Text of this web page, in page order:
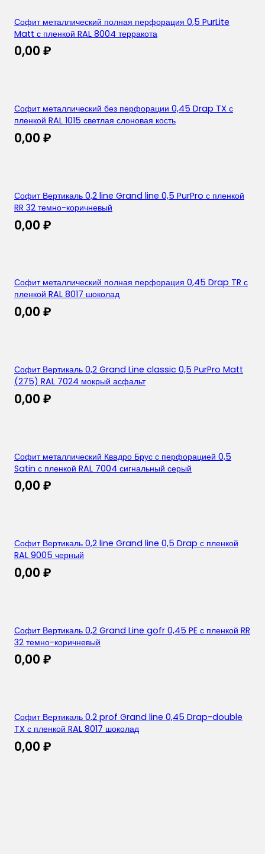
Софит металлический полная перфорация 0,5 PurLite
Matt с пленкой RAL 8004 терракота
0,00 ₽
Софит металлический без перфорации 0,45 Drap TX с
пленкой RAL 1015 светлая слоновая кость
0,00 ₽
Софит Вертикаль 0,2 line Grand line 0,5 PurPro с пленкой
RR 32 темно-коричневый
0,00 ₽
Софит металлический полная перфорация 0,45 Drap TR с
пленкой RAL 8017 шоколад
0,00 ₽
Софит Вертикаль 0,2 Grand Line classic 0,5 PurPro Matt
(275) RAL 7024 мокрый асфальт
0,00 ₽
Софит металлический Квадро Брус с перфорацией 0,5
Satin с пленкой RAL 7004 сигнальный серый
0,00 ₽
Софит Вертикаль 0,2 line Grand line 0,5 Drap с пленкой
RAL 9005 черный
0,00 ₽
Софит Вертикаль 0,2 Grand Line gofr 0,45 PE с пленкой RR
32 темно-коричневый
0,00 ₽
Софит Вертикаль 0,2 prof Grand line 0,45 Drap-double
TX с пленкой RAL 8017 шоколад
0,00 ₽